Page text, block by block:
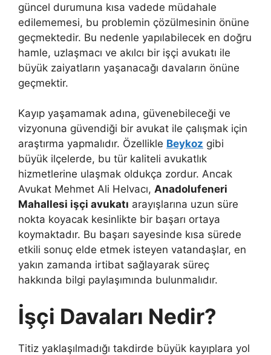
güncel durumuna kısa vadede müdahale
edilememesi, bu problemin çözülmesinin önüne
geçmektedir. Bu nedenle yapılabilecek en doğru
hamle, uzlaşmacı ve akılcı bir işçi avukatı ile
büyük zaiyatların yaşanacağı davaların önüne
geçmektir.
Kayıp yaşamamak adına, güvenebileceği ve
vizyonuna güvendiği bir avukat ile çalışmak için
araştırma yapmalıdır. Özellikle Beykoz gibi
büyük ilçelerde, bu tür kaliteli avukatlık
hizmetlerine ulaşmak oldukça zordur. Ancak
Avukat Mehmet Ali Helvacı, Anadolufeneri
Mahallesi işçi avukatı arayışlarına uzun süre
nokta koyacak kesinlikte bir başarı ortaya
koymaktadır. Bu başarı sayesinde kısa sürede
etkili sonuç elde etmek isteyen vatandaşlar, en
yakın zamanda irtibat sağlayarak süreç
hakkında bilgi paylaşımında bulunmalıdır.
İşçi Davaları Nedir?
Titiz yaklaşılmadığı takdirde büyük kayıplara yol